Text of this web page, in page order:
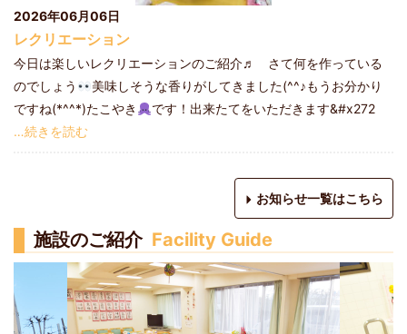
2026年06月06日
レクリエーション
今日は楽しいレクリエーションのご紹介♬ さて何を作っている
のでしょう
美味しそうな香りがしてきました(^^♪もうお分かり
ですね(*^^*)たこやき
です！出来たてをいただきます&#x272
…続きを読む
お知らせ一覧はこちら
施設のご紹介 Facility Guide